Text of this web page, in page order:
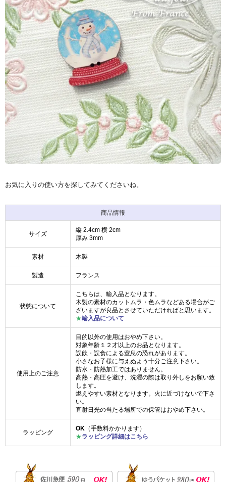
お気に入りの使い方を探してみてくださいね。
商品情報
サイズ
縦 2.4cm 横 2cm
厚み 3mm
素材 木製
製造 フランス
状態について
こちらは、輸入品となります。
木製の素材のカットムラ・色ムラなどある場合がご
ざいますが良品とさせていただければと思います。
★輸入品について
使用上のご注意
目的以外の使用はおやめ下さい。
対象年齢１２才以上のお品となります。
誤飲・誤食による窒息の恐れがあります。
小さなお子様に与えぬよう十分ご注意下さい。
防水・防熱加工ではありません。
高熱・高圧を避け、洗濯の際は取り外しをお願い致
します。
燃えやすい素材となります。火に近づけないで下さ
い。
直射日光の当たる場所での保管はおやめ下さい。
ラッピング
OK （手数料かかります）
★ラッピング詳細はこちら